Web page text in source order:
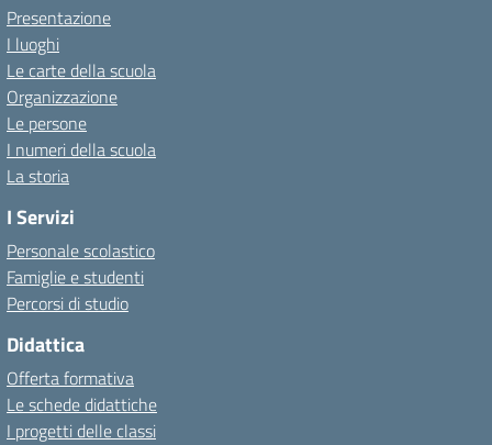
Presentazione
I luoghi
Le carte della scuola
Organizzazione
Le persone
I numeri della scuola
La storia
I Servizi
Personale scolastico
Famiglie e studenti
Percorsi di studio
Didattica
Offerta formativa
Le schede didattiche
I progetti delle classi